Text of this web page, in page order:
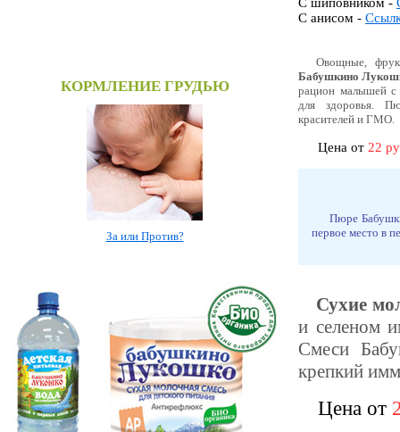
С шиповником -
C анисом -
КОРМЛЕНИЕ ГРУДЬЮ
За или Против?
Овощные,
Бабушкино
рацион малышей с
для здоровья.
красителей и ГМО.
Цена от 22
Пюре
первое место в
Сухие
и селеном
Смеси
крепкий
Цена от